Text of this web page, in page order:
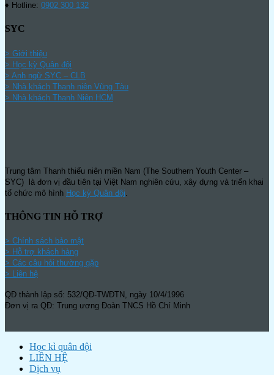
♦ Hotline: 0902 300 132
SYC
> Giới thiệu
> Học kỳ Quân đội
> Anh ngữ SYC – CLB
> Nhà khách Thanh niên Vũng Tàu
> Nhà khách Thanh Niên HCM
Trung tâm Thanh thiếu niên miền Nam (The Southern Youth Center –
SYC) là đơn vị đầu tiên tại Việt Nam nghiên cứu, xây dựng và triển khai
tổ chức mô hình Học kỳ Quân đội
THÔNG TIN HỖ TRỢ
> Chính sách bảo mật
> Hỗ trợ khách hàng
> Các câu hỏi thường gặp
> Liên hệ
QĐ thành lập số: 532/QĐ-TWĐTN, ngày 10/4/1996
Đơn vị ra QĐ: Trung ương Đoàn TNCS Hồ Chí Minh
Học kì quân đội
LIÊN HỆ
Dịch vụ